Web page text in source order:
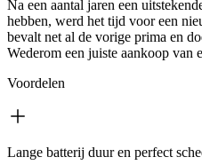
Na een aantal jaren een
hebben, werd het tijd voor een
bevalt net al de vorige prima en
Wederom een juiste aankoop van
Voordelen
Lange batterij duur en perfect